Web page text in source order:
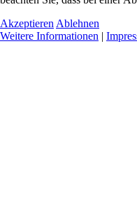
Akzeptieren Ablehnen
Weitere Informationen |